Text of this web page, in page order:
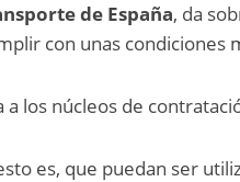
de España, da
con unas condiciones
a los núcleos de
es, que puedan ser